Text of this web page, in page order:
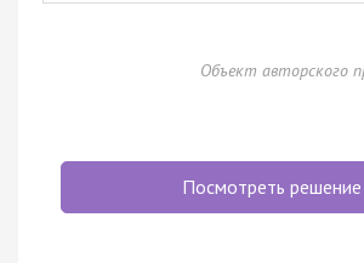
Объект авторского
Посмотреть решение